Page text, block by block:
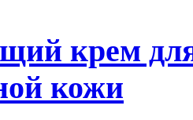
крем для
кожи